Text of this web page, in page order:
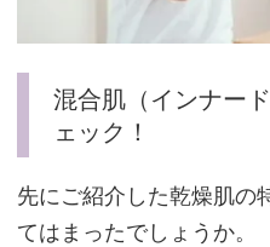
合
（イ
ン
ナ
ー
混合肌（インナー
ェック！
先にご紹介した乾燥肌の
てはまったでしょうか。